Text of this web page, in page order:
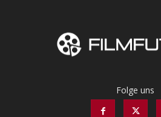
Folge uns